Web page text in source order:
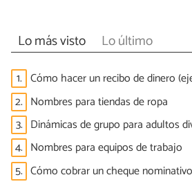
Lo más visto Lo último
1. Cómo hacer un recibo de dinero
2. Nombres para tiendas de ropa
3. Dinámicas de grupo para adultos
4. Nombres para equipos de trabajo
5. Cómo cobrar un cheque nominativo